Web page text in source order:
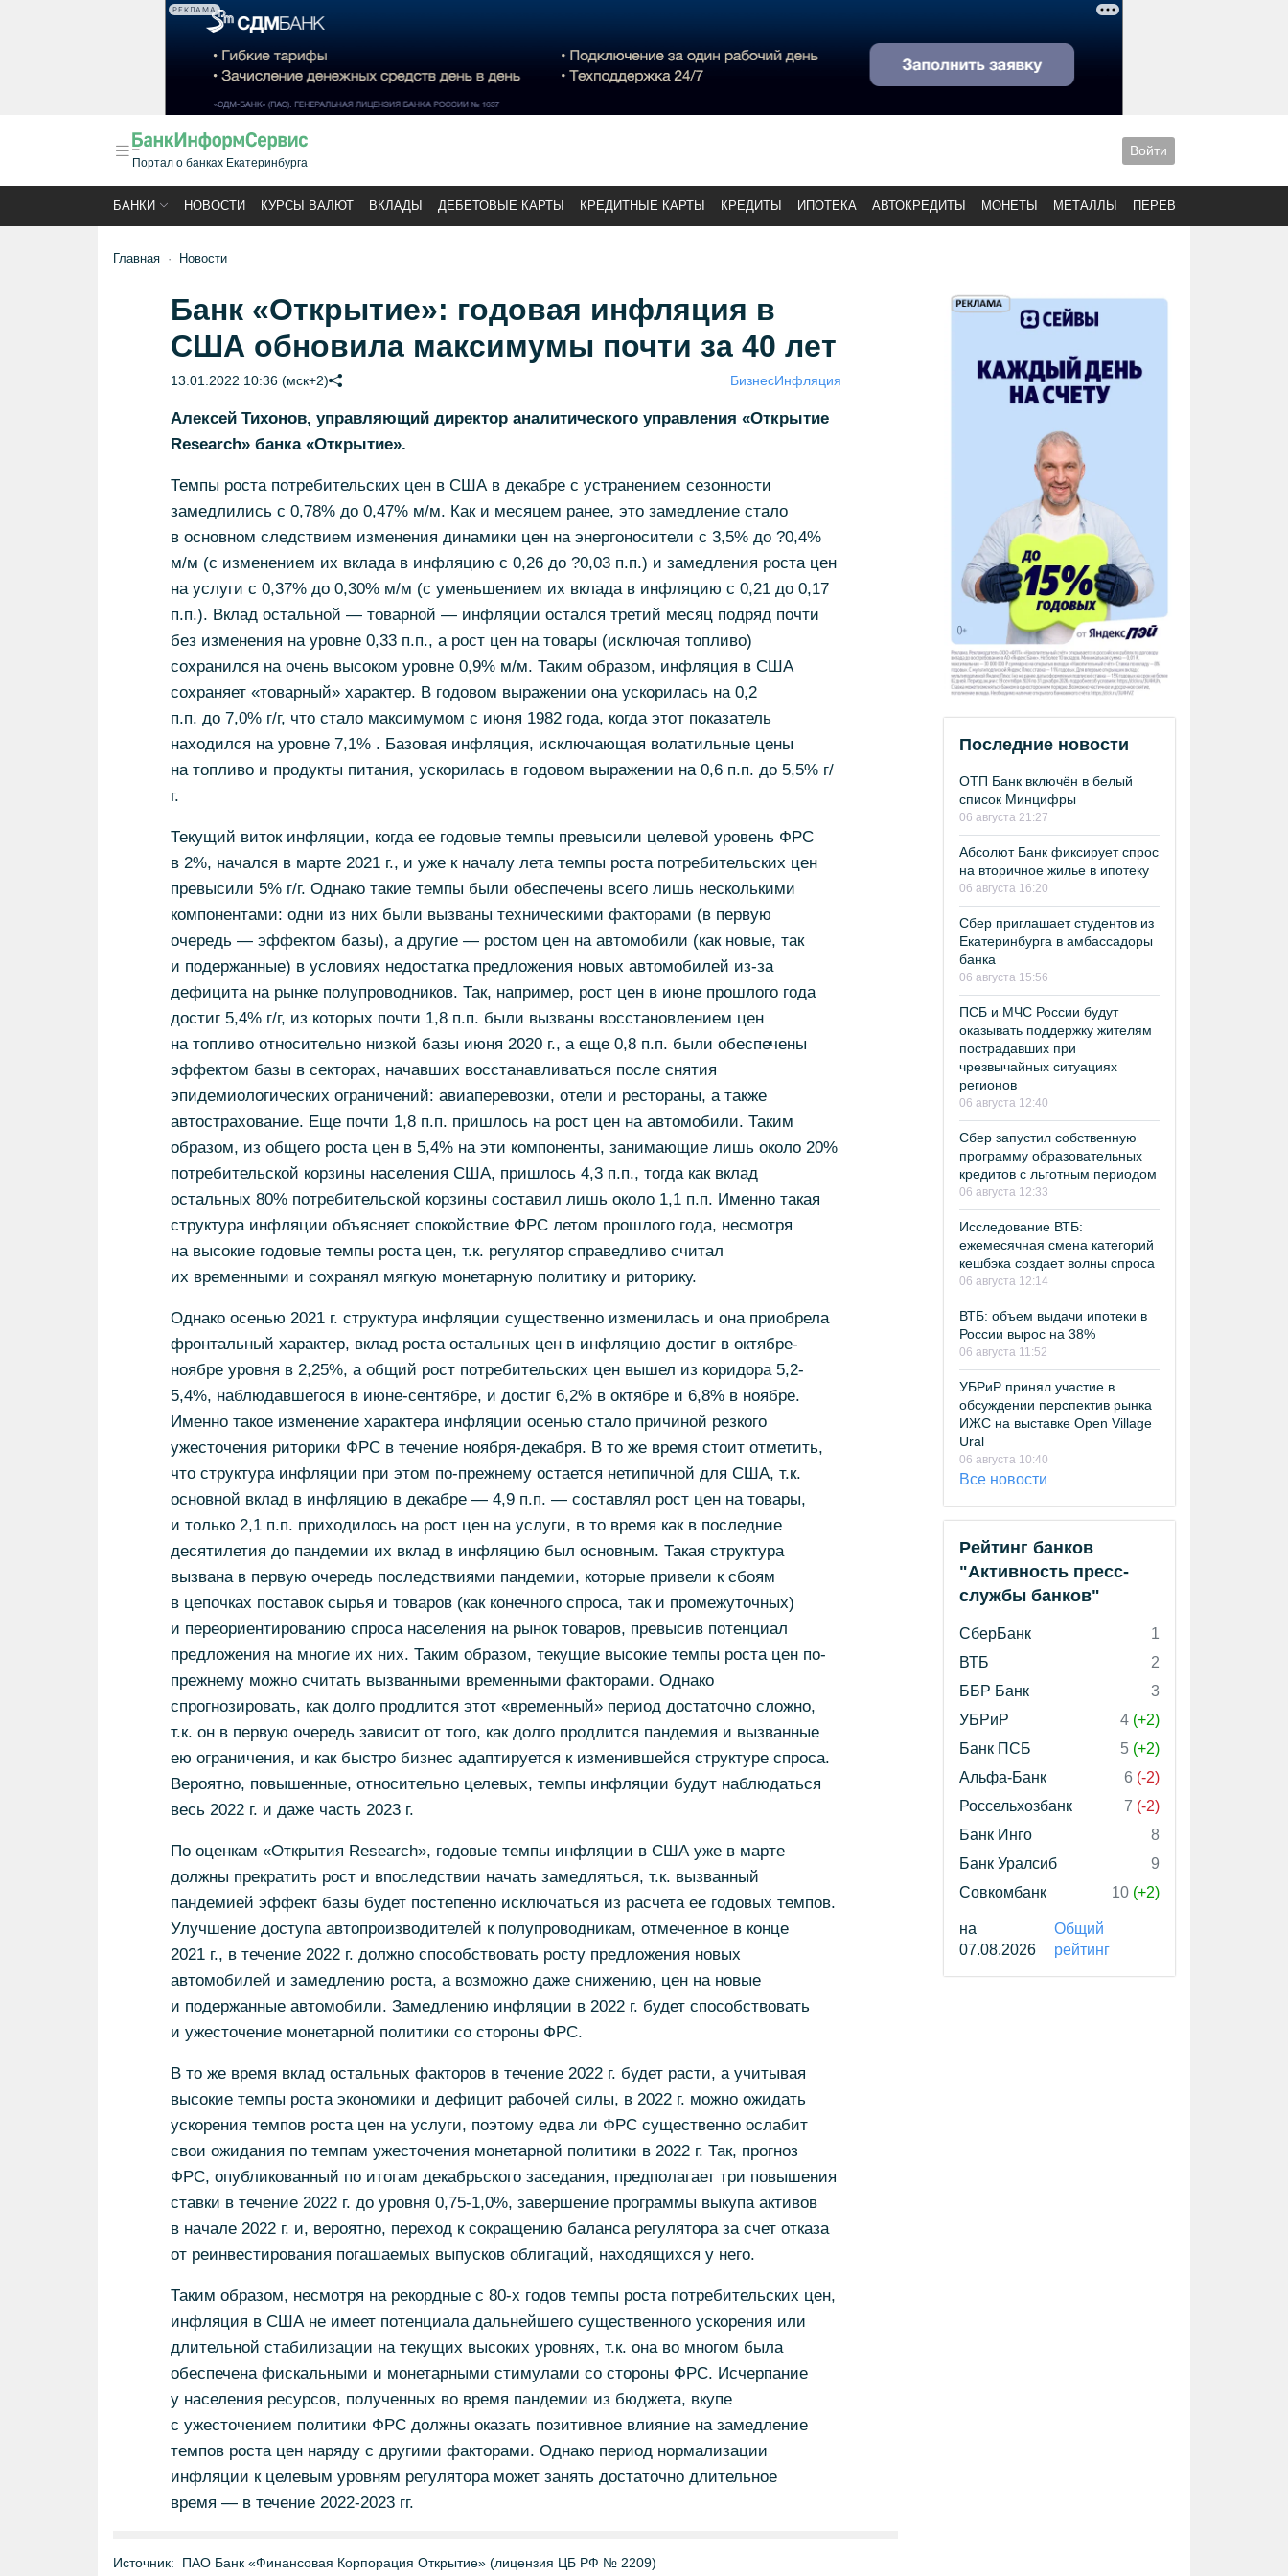
РЕКЛАМА
Портал о банках Екатеринбурга
Войти
БАНКИ НОВОСТИ КУРСЫ ВАЛЮТ ВКЛАДЫ ДЕБЕТОВЫЕ КАРТЫ КРЕДИТНЫЕ КАРТЫ КРЕДИТЫ ИПОТЕКА АВТОКРЕДИТЫ МОНЕТЫ МЕТАЛЛЫ ПЕРЕВОДЫ
Главная Новости
Банк «Открытие»: годовая инфляция в
США обновила максимумы почти за 40 лет
13.01.2022 10:36 (мск+2) БизнесИнфляция
Алексей Тихонов, управляющий директор аналитического управления «Открытие
Research» банка «Открытие».
Темпы роста потребительских цен в США в декабре с устранением сезонности
замедлились с 0,78% до 0,47% м/м. Как и месяцем ранее, это замедление стало
в основном следствием изменения динамики цен на энергоносители с 3,5% до ?0,4%
м/м (с изменением их вклада в инфляцию c 0,26 до ?0,03 п.п.) и замедления роста цен
на услуги с 0,37% до 0,30% м/м (с уменьшением их вклада в инфляцию c 0,21 до 0,17
п.п.). Вклад остальной — товарной — инфляции остался третий месяц подряд почти
без изменения на уровне 0,33 п.п., а рост цен на товары (исключая топливо)
сохранился на очень высоком уровне 0,9% м/м. Таким образом, инфляция в США
сохраняет «товарный» характер. В годовом выражении она ускорилась на 0,2
п.п. до 7,0% г/г, что стало максимумом с июня 1982 года, когда этот показатель
находился на уровне 7,1% . Базовая инфляция, исключающая волатильные цены
на топливо и продукты питания, ускорилась в годовом выражении на 0,6 п.п. до 5,5% г/
г.
Текущий виток инфляции, когда ее годовые темпы превысили целевой уровень ФРС
в 2%, начался в марте 2021 г., и уже к началу лета темпы роста потребительских цен
превысили 5% г/г. Однако такие темпы были обеспечены всего лишь несколькими
компонентами: одни из них были вызваны техническими факторами (в первую
очередь — эффектом базы), а другие — ростом цен на автомобили (как новые, так
и подержанные) в условиях недостатка предложения новых автомобилей из-за
дефицита на рынке полупроводников. Так, например, рост цен в июне прошлого года
достиг 5,4% г/г, из которых почти 1,8 п.п. были вызваны восстановлением цен
на топливо относительно низкой базы июня 2020 г., а еще 0,8 п.п. были обеспечены
эффектом базы в секторах, начавших восстанавливаться после снятия
эпидемиологических ограничений: авиаперевозки, отели и рестораны, а также
автострахование. Еще почти 1,8 п.п. пришлось на рост цен на автомобили. Таким
образом, из общего роста цен в 5,4% на эти компоненты, занимающие лишь около 20%
потребительской корзины населения США, пришлось 4,3 п.п., тогда как вклад
остальных 80% потребительской корзины составил лишь около 1,1 п.п. Именно такая
структура инфляции объясняет спокойствие ФРС летом прошлого года, несмотря
на высокие годовые темпы роста цен, т.к. регулятор справедливо считал
их временными и сохранял мягкую монетарную политику и риторику.
Однако осенью 2021 г. структура инфляции существенно изменилась и она приобрела
фронтальный характер, вклад роста остальных цен в инфляцию достиг в октябре-
ноябре уровня в 2,25%, а общий рост потребительских цен вышел из коридора 5,2-
5,4%, наблюдавшегося в июне-сентябре, и достиг 6,2% в октябре и 6,8% в ноябре.
Именно такое изменение характера инфляции осенью стало причиной резкого
ужесточения риторики ФРС в течение ноября-декабря. В то же время стоит отметить,
что структура инфляции при этом по-прежнему остается нетипичной для США, т.к.
основной вклад в инфляцию в декабре — 4,9 п.п. — составлял рост цен на товары,
и только 2,1 п.п. приходилось на рост цен на услуги, в то время как в последние
десятилетия до пандемии их вклад в инфляцию был основным. Такая структура
вызвана в первую очередь последствиями пандемии, которые привели к сбоям
в цепочках поставок сырья и товаров (как конечного спроса, так и промежуточных)
и переориентированию спроса населения на рынок товаров, превысив потенциал
предложения на многие их них. Таким образом, текущие высокие темпы роста цен по-
прежнему можно считать вызванными временными факторами. Однако
спрогнозировать, как долго продлится этот «временный» период достаточно сложно,
т.к. он в первую очередь зависит от того, как долго продлится пандемия и вызванные
ею ограничения, и как быстро бизнес адаптируется к изменившейся структуре спроса.
Вероятно, повышенные, относительно целевых, темпы инфляции будут наблюдаться
весь 2022 г. и даже часть 2023 г.
По оценкам «Открытия Research», годовые темпы инфляции в США уже в марте
должны прекратить рост и впоследствии начать замедляться, т.к. вызванный
пандемией эффект базы будет постепенно исключаться из расчета ее годовых темпов.
Улучшение доступа автопроизводителей к полупроводникам, отмеченное в конце
2021 г., в течение 2022 г. должно способствовать росту предложения новых
автомобилей и замедлению роста, а возможно даже снижению, цен на новые
и подержанные автомобили. Замедлению инфляции в 2022 г. будет способствовать
и ужесточение монетарной политики со стороны ФРС.
В то же время вклад остальных факторов в течение 2022 г. будет расти, а учитывая
высокие темпы роста экономики и дефицит рабочей силы, в 2022 г. можно ожидать
ускорения темпов роста цен на услуги, поэтому едва ли ФРС существенно ослабит
свои ожидания по темпам ужесточения монетарной политики в 2022 г. Так, прогноз
ФРС, опубликованный по итогам декабрьского заседания, предполагает три повышения
ставки в течение 2022 г. до уровня 0,75-1,0%, завершение программы выкупа активов
в начале 2022 г. и, вероятно, переход к сокращению баланса регулятора за счет отказа
от реинвестирования погашаемых выпусков облигаций, находящихся у него.
Таким образом, несмотря на рекордные с 80-х годов темпы роста потребительских цен,
инфляция в США не имеет потенциала дальнейшего существенного ускорения или
длительной стабилизации на текущих высоких уровнях, т.к. она во многом была
обеспечена фискальными и монетарными стимулами со стороны ФРС. Исчерпание
у населения ресурсов, полученных во время пандемии из бюджета, вкупе
с ужесточением политики ФРС должны оказать позитивное влияние на замедление
темпов роста цен наряду с другими факторами. Однако период нормализации
инфляции к целевым уровням регулятора может занять достаточно длительное
время — в течение 2022-2023 гг.
Источник: ПАО Банк «Финансовая Корпорация Открытие» (лицензия ЦБ РФ № 2209)
Последние новости
ОТП Банк включён в белый
список Минцифры
06 августа 21:27
Абсолют Банк фиксирует спрос
на вторичное жилье в ипотеку
06 августа 16:20
Сбер приглашает студентов из
Екатеринбурга в амбассадоры
банка
06 августа 15:56
ПСБ и МЧС России будут
оказывать поддержку жителям
пострадавших при
чрезвычайных ситуациях
регионов
06 августа 12:40
Сбер запустил собственную
программу образовательных
кредитов с льготным периодом
06 августа 12:33
Исследование ВТБ:
ежемесячная смена категорий
кешбэка создает волны спроса
06 августа 12:14
ВТБ: объем выдачи ипотеки в
России вырос на 38%
06 августа 11:52
УБРиР принял участие в
обсуждении перспектив рынка
ИЖС на выставке Open Village
Ural
06 августа 10:40
Все новости
Рейтинг банков
"Активность пресс-
службы банков"
СберБанк
1
ВТБ
2
ББР Банк
3
УБРиР
4 (+2)
Банк ПСБ
5 (+2)
Альфа-Банк
6 (-2)
Россельхозбанк
7 (-2)
Банк Инго
8
Банк Уралсиб
9
Совкомбанк
10 (+2)
на
07.08.2026
Общий
рейтинг